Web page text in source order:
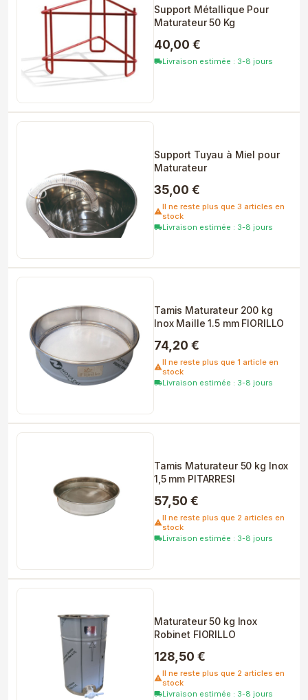
Support Métallique Pour
Maturateur 50 Kg
40,00 €
local_shippingLivraison estimée : 3-8 jours
Support Tuyau à Miel pour
Maturateur
35,00 €
warningIl ne reste plus que 3 articles en
stock
local_shippingLivraison estimée : 3-8 jours
Tamis Maturateur 200 kg
Inox Maille 1.5 mm FIORILLO
74,20 €
warningIl ne reste plus que 1 article en
stock
local_shippingLivraison estimée : 3-8 jours
Tamis Maturateur 50 kg Inox
1,5 mm PITARRESI
57,50 €
warningIl ne reste plus que 2 articles en
stock
local_shippingLivraison estimée : 3-8 jours
Maturateur 50 kg Inox
Robinet FIORILLO
128,50 €
warningIl ne reste plus que 2 articles en
stock
local_shippingLivraison estimée : 3-8 jours